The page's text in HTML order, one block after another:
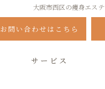
大阪市西区の痩身エス
お問い合わせはこちら
サービス